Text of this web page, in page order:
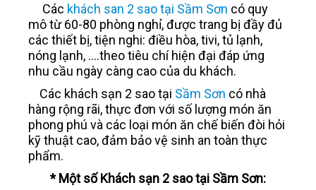
Các khách san 2 sao tại Sầm Sơn có quy
mô từ 60-80 phòng nghỉ, được trang bị đầy đủ
các thiết bị, tiện nghi: điều hòa, tivi, tủ lạnh,
nóng lạnh, ....theo tiêu chí hiện đại đáp ứng
nhu cầu ngày càng cao của du khách.
Các khách sạn 2 sao tại Sầm Sơn có nhà
hàng rộng rãi, thực đơn với số lượng món ăn
phong phú và các loại món ăn chế biến đòi hỏi
kỹ thuật cao, đảm bảo vệ sinh an toàn thực
phẩm.
* Một số Khách sạn 2 sao tại Sầm Sơn: